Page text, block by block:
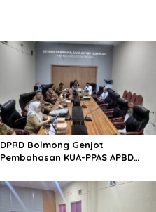
DPRD Bolmong Genjot
Pembahasan KUA-PPAS APBD